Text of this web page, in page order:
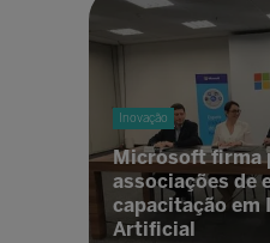
Inovação
Microsoft firma
associações de
capacitação em
Artificial